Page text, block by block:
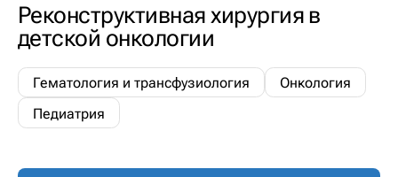
Реконструктивная хирургия в
детской онкологии
Гематология и трансфузиология
Онкология
Педиатрия